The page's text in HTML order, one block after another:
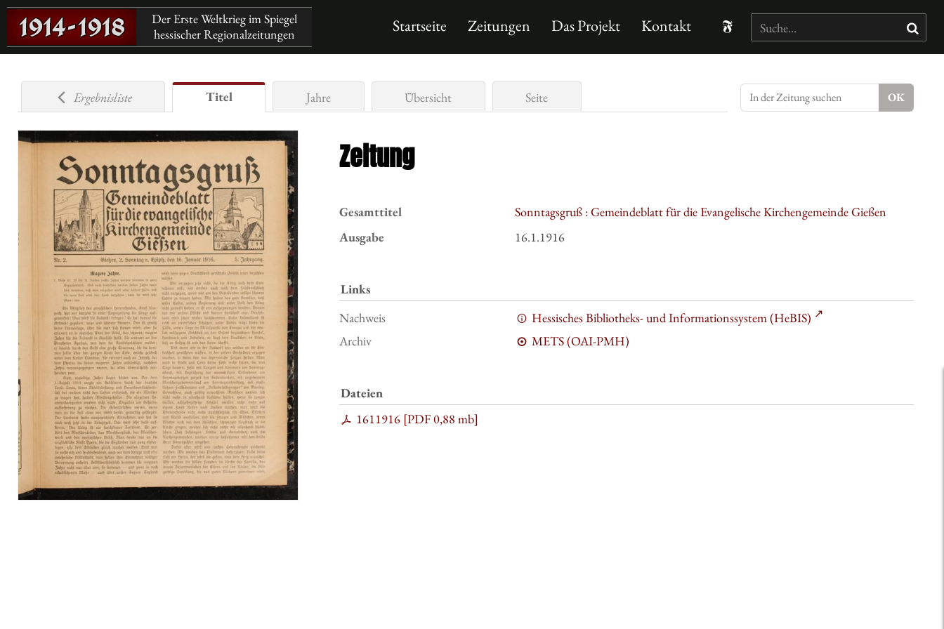
Der Erste Weltkrieg im Spiegel
hessischer Regionalzeitungen
Startseite Zeitungen Das Projekt Kontakt
Ergebnisliste Titel Jahre Übersicht Seite
Zeitung
Gesamttitel
Sonntagsgruß : Gemeindeblatt für die Evangelische Kirchengemeinde Gießen
Ausgabe
16.1.1916
Links
Nachweis
Hessisches Bibliotheks- und Informationssystem (HeBIS)
Archiv
METS (OAI-PMH)
Dateien
1611916 [PDF0,88 mb]